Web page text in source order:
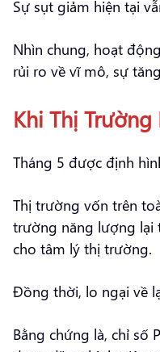
Sự sụt giảm hiện tại
Nhìn chung, hoạt
rủi ro về vĩ mô, sự
Khi Thị Trường
Tháng 5 được định
Thị trường vốn trên
trường năng lượng lại
cho tâm lý thị trường.
Đồng thời, lo ngại về
Bằng chứng là, chỉ số